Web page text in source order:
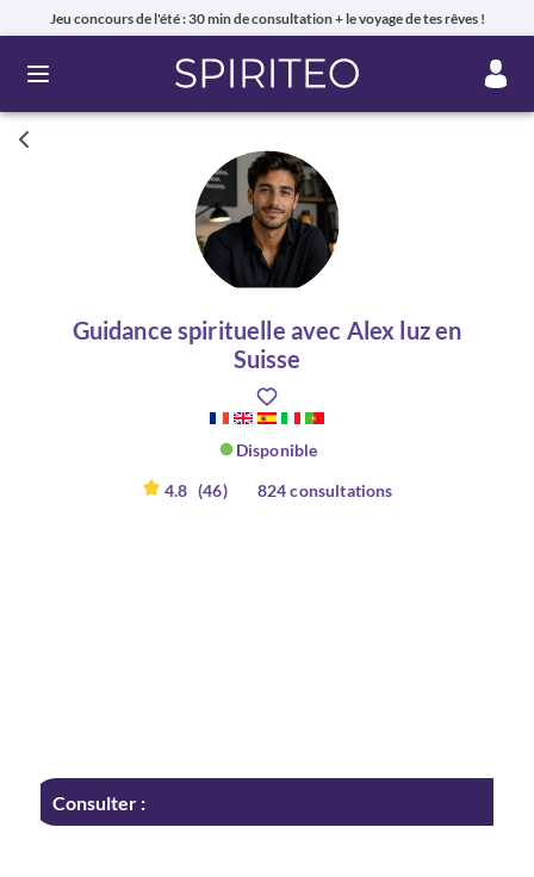
Jeu concours de l'été : 30 min de consultation + le voyage de tes rêves !
Ouvrir le menu
Guidance spirituelle avec Alex luz en
Suisse
Disponible
4.8 (46) 824 consultations
Consulter :